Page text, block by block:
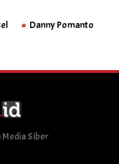
Danny Pomanto
Siber